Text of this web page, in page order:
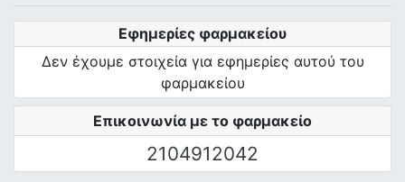
Επικοινωνία με το φαρμακείο
2104912042
Εφημερίες φαρμακείου
Δεν έχουμε στοιχεία για εφημερίες αυτού του
φαρμακείου